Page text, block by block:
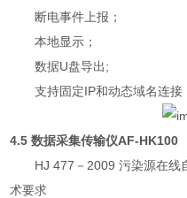
断电事件上报；
本地显示；
数据U盘导出;
支持固定IP和动态域名连接
4.5 数据采集传输仪AF-HK100
HJ 477－2009 污染源在线
术要求